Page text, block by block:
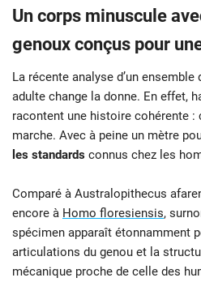
Un corps minuscule
genoux conçus pour
La récente analyse d’un ensemble
adulte change la donne. En effet,
racontent une histoire cohérente :
marche. Avec à peine un mètre
les standards connus chez les
Comparé à Australopithecus
encore à Homo floresiensis,
spécimen apparaît étonnamment
articulations du genou et la
mécanique proche de celle des